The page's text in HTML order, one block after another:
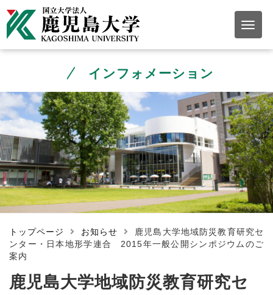
インフォメーション
トップページ お知らせ
鹿児島大学地域防災教育研究セ
ンター・日本地形学連合 2015年一般公開シンポジウムのご
案内
鹿児島大学地域防災教育研究セ